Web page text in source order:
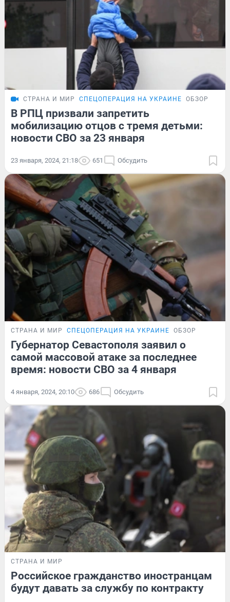
СТРАНА И МИР СПЕЦОПЕРАЦИЯ НА УКРАИНЕ ОБЗОР
В РПЦ призвали запретить
мобилизацию отцов с тремя детьми:
новости СВО за 23 января
23 января, 2024, 21:18 651 Обсудить
СТРАНА И МИР СПЕЦОПЕРАЦИЯ НА УКРАИНЕ ОБЗОР
Губернатор Севастополя заявил о
самой массовой атаке за последнее
время: новости СВО за 4 января
4 января, 2024, 20:10 686 Обсудить
СТРАНА И МИР
Российское гражданство иностранцам
будут давать за службу по контракту